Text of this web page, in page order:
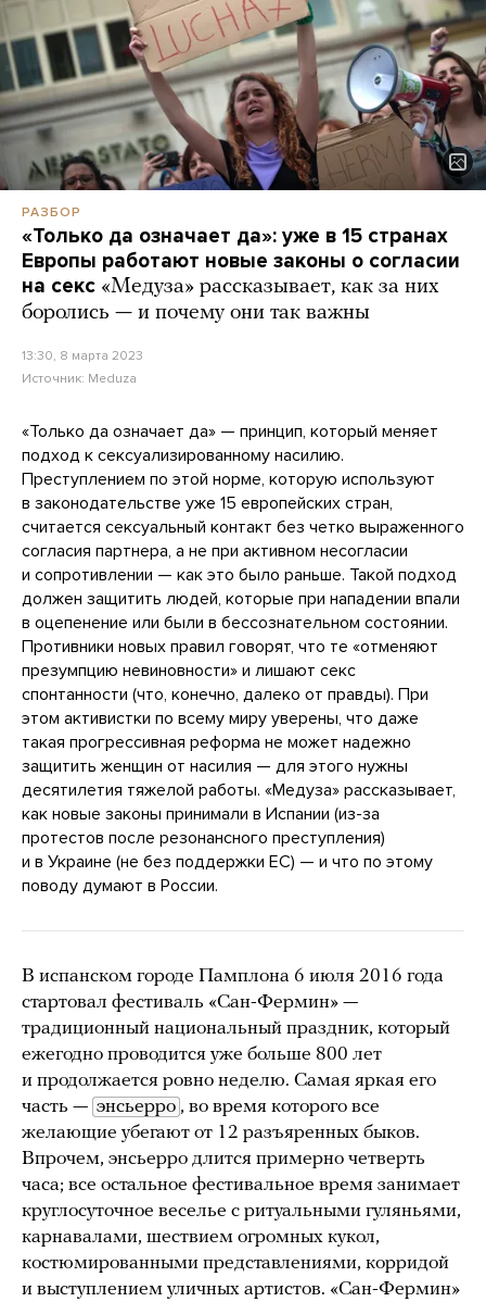
РАЗБОР
«Только да означает да»: уже в 15 странах
Европы работают новые законы о согласии
на секс «Медуза» рассказывает, как за них
боролись — и почему они так важны
13:30, 8 марта 2023
Источник: Meduza
«Только да означает да» — принцип, который меняет
подход к сексуализированному насилию.
Преступлением по этой норме, которую используют
в законодательстве уже 15 европейских стран,
считается сексуальный контакт без четко выраженного
согласия партнера, а не при активном несогласии
и сопротивлении — как это было раньше. Такой подход
должен защитить людей, которые при нападении впали
в оцепенение или были в бессознательном состоянии.
Противники новых правил говорят, что те «отменяют
презумпцию невиновности» и лишают секс
спонтанности (что, конечно, далеко от правды). При
этом активистки по всему миру уверены, что даже
такая прогрессивная реформа не может надежно
защитить женщин от насилия — для этого нужны
десятилетия тяжелой работы. «Медуза» рассказывает,
как новые законы принимали в Испании (из-за
протестов после резонансного преступления)
и в Украине (не без поддержки ЕС) — и что по этому
поводу думают в России.
В испанском городе Памплона 6 июля 2016 года
стартовал фестиваль «Сан-Фермин» —
традиционный национальный праздник, который
ежегодно проводится уже больше 800 лет
и продолжается ровно неделю. Самая яркая его
часть — энсьерро , во время которого все
желающие убегают от 12 разъяренных быков.
Впрочем, энсьерро длится примерно четверть
часа; все остальное фестивальное время занимает
круглосуточное веселье с ритуальными гуляньями,
карнавалами, шествием огромных кукол,
костюмированными представлениями, корридой
и выступлением уличных артистов. «Сан-Фермин»